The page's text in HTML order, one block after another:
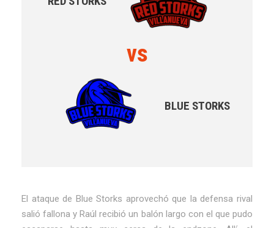
vs
BLUE STORKS
El ataque de Blue Storks aprovechó que la defensa rival
salió fallona y Raúl recibió un balón largo con el que pudo